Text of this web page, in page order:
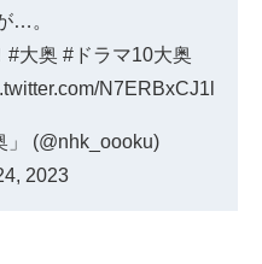
…。
#大奥 #ドラマ10大奥
N7ERBxCJ1l
(@nhk_oooku)
2023